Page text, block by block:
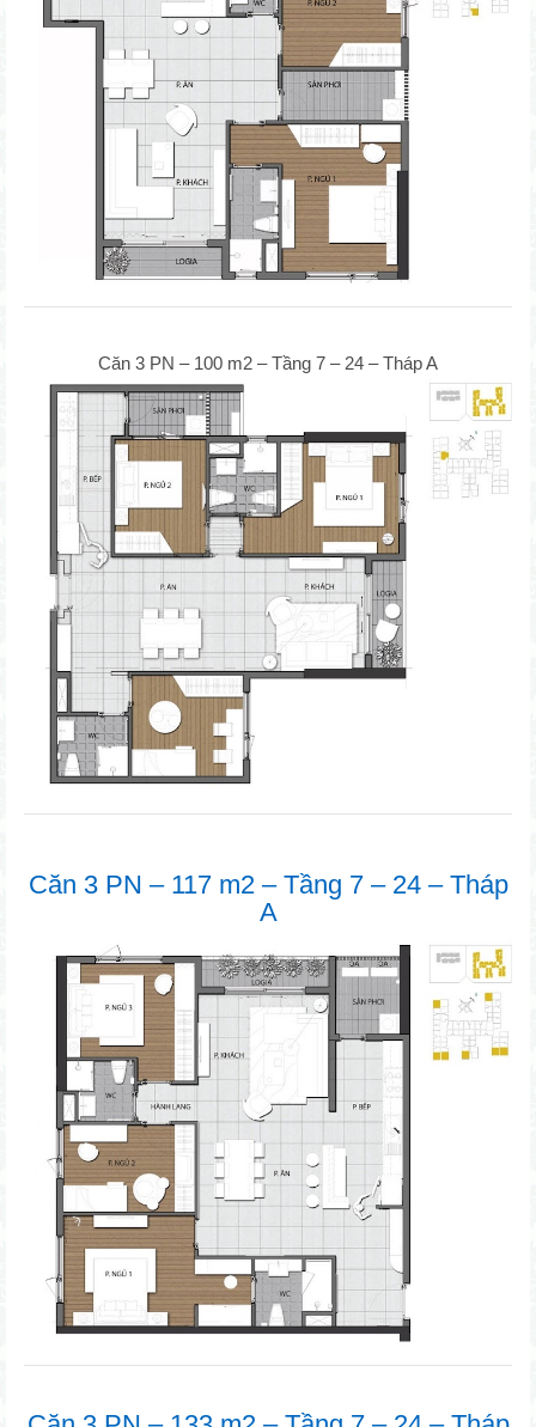
Căn 3 PN – 100 m2 – Tầng 7 – 24 – Tháp A
Căn 3 PN – 117 m2 – Tầng 7 – 24 – Tháp
A